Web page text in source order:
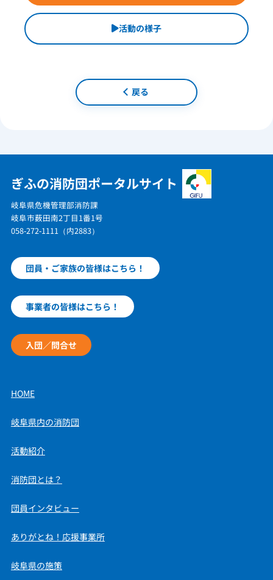
活動の様子
戻る
ぎふの消防団ポータルサイト
岐阜県危機管理部消防課
岐阜市薮田南2丁目1番1号
058-272-1111（内2883）
団員・ご家族の皆様はこちら！
事業者の皆様はこちら！
入団／問合せ
HOME
岐阜県内の消防団
活動紹介
消防団とは？
団員インタビュー
ありがとね！応援事業所
岐阜県の施策